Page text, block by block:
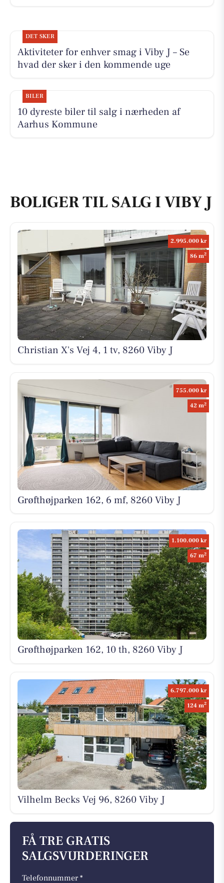
DET SKER
Aktiviteter for enhver smag i Viby J – Se
hvad der sker i den kommende uge
BILER
10 dyreste biler til salg i nærheden af
Aarhus Kommune
BOLIGER TIL SALG I VIBY J
2.995.000 kr
86 m2
Christian X's Vej 4, 1 tv, 8260 Viby J
755.000 kr
42 m2
Grøfthøjparken 162, 6 mf, 8260 Viby J
1.100.000 kr
67 m2
Grøfthøjparken 162, 10 th, 8260 Viby J
6.797.000 kr
124 m2
Vilhelm Becks Vej 96, 8260 Viby J
FÅ TRE GRATIS
SALGSVURDERINGER
Telefonnummer *